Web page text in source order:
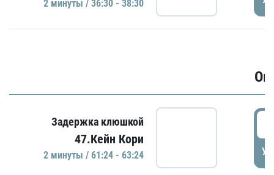
2 минуты / 36:30 - 38:30
Задержка клюшкой
47.Кейн Кори
2 минуты / 61:24 - 63:24